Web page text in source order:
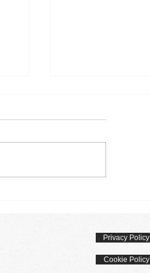
Privacy Policy
Cookie Policy